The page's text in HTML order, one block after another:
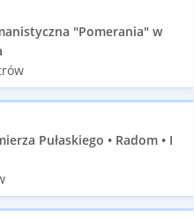
"Pomerania" w
Pułaskiego • Radom • I